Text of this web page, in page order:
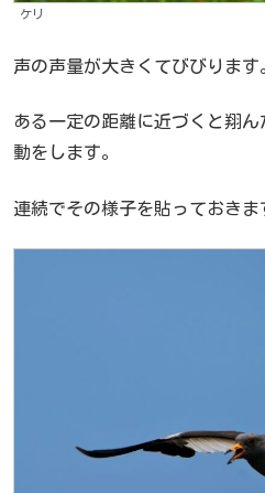
ケリ
声の声量が大きくてびびります
ある一定の距離に近づくと翔
動をします。
連続でその様子を貼っておきま